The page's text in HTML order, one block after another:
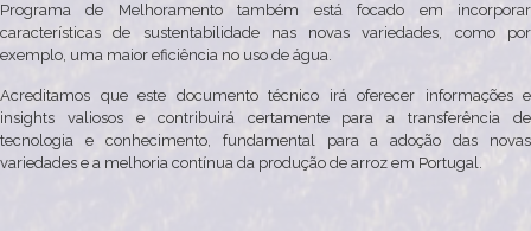
Programa de Melhoramento também está focado em incorporar
características de sustentabilidade nas novas variedades, como por
exemplo, uma maior eficiência no uso de água.
Acreditamos que este documento técnico irá oferecer informações e
insights valiosos e contribuirá certamente para a transferência de
tecnologia e conhecimento, fundamental para a adoção das novas
variedades e a melhoria contínua da produção de arroz em Portugal.